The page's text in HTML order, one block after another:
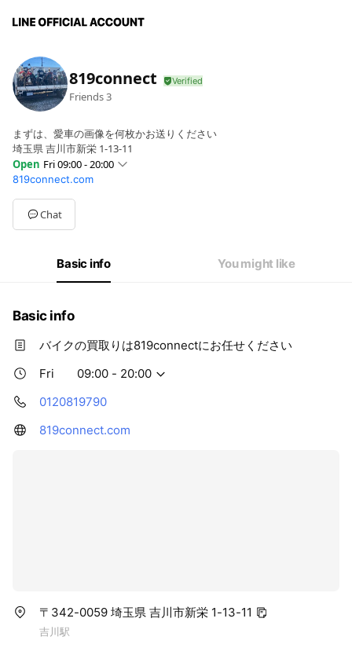
819connect
Friends3
まずは、愛車の画像を何枚かお送りください
埼玉県 吉川市新栄 1-13-11
Open Fri 09:00 - 20:00
Sun09:00 - 20:00
Mon09:00 - 20:00
Tue09:00 - 20:00
Wed09:00 - 20:00
09:00 - 20:00
09:00 - 20:00
819connect.com
Chat
Basic info You might like
Basic info
バイクの買取りは819connectにお任せください
Fri
09:00 - 20:00
0120819790
819connect.com
〒342-0059 埼玉県 吉川市新栄 1-13-11
吉川駅